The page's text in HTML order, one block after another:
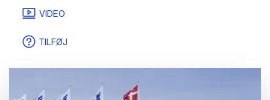
CERTIFIKATER
TEGNINGER/MODELLER
VIDEO
TILFØJ